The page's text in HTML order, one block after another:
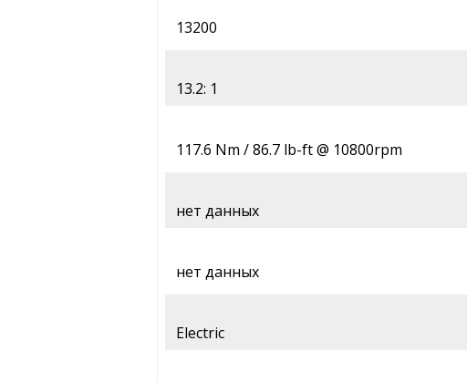
13200
13.2: 1
117.6 Nm / 86.7 lb-ft @ 10800rpm
нет данных
нет данных
Electric